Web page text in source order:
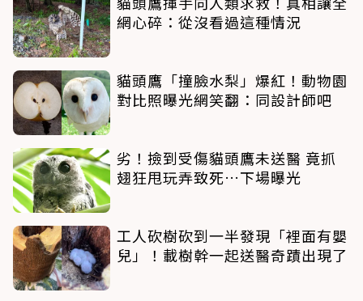
網心碎：從沒看過這種情況
貓頭鷹「撞臉水梨」爆紅！動物園
對比照曝光網笑翻：同設計師吧
劣！撿到受傷貓頭鷹未送醫 竟抓
翅狂甩玩弄致死…下場曝光
工人砍樹砍到一半發現「裡面有嬰
兒」！載樹幹一起送醫奇蹟出現了